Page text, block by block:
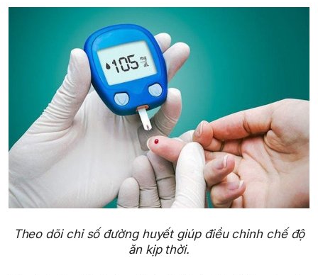
Theo dõi chỉ số đường huyết giúp điều chỉnh chế độ
ăn kịp thời.